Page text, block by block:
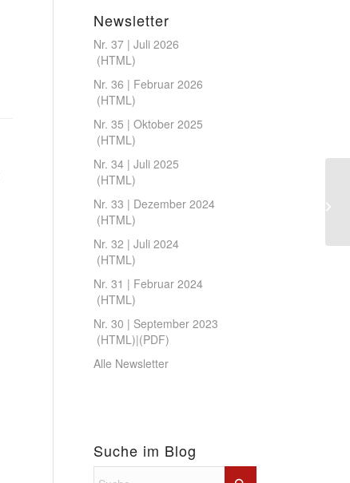
Newsletter
Nr. 37 | Juli 2026
(HTML)
Nr. 36 | Februar 2026
(HTML)
Nr. 35 | Oktober 2025
(HTML)
Nr. 34 | Juli 2025
(HTML)
Nr. 33 | Dezember 2024
(HTML)
Nr. 32 | Juli 2024
(HTML)
Nr. 31 | Februar 2024
(HTML)
Nr. 30 | September 2023
(HTML)|(PDF)
Alle Newsletter
Suche im Blog